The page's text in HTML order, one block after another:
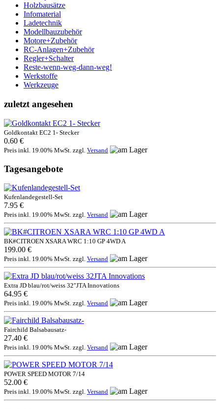
Holzbausätze
Infomaterial
Ladetechnik
Modellbauzubehör
Motore+Zubehör
RC-Anlagen+Zubehör
Regler+Schalter
Reste-wenn-weg-dann-weg!
Werkstoffe
Werkzeuge
zuletzt angesehen
Goldkontakt EC2 1- Stecker
0.60 €
Preis inkl. 19.00% MwSt. zzgl. Versand
Tagesangebote
Kufenlandegestell-Set
7.95 €
Preis inkl. 19.00% MwSt. zzgl. Versand
BK#CITROEN XSARA WRC 1:10 GP 4WD A
199.00 €
Preis inkl. 19.00% MwSt. zzgl. Versand
Extra JD blau/rot/weiss 32"JTA Innovations
64.95 €
Preis inkl. 19.00% MwSt. zzgl. Versand
Fairchild Balsabausatz-
27.40 €
Preis inkl. 19.00% MwSt. zzgl. Versand
POWER SPEED MOTOR 7/14
52.00 €
Preis inkl. 19.00% MwSt. zzgl. Versand